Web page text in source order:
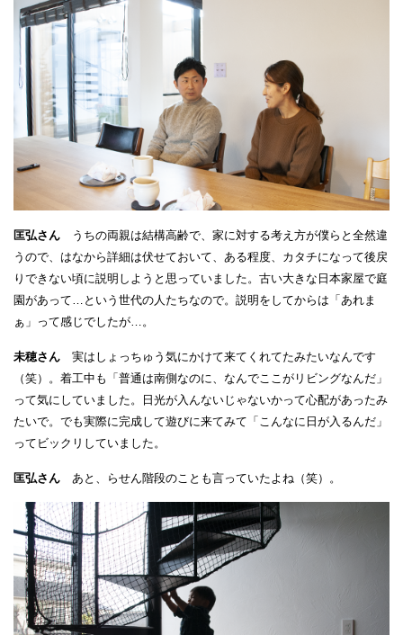
匡弘さん
うちの両親は結構高齢で、家に対する考え方が僕らと全然違
うので、はなから詳細は伏せておいて、ある程度、カタチになって後戻
りできない頃に説明しようと思っていました。古い大きな日本家屋で庭
園があって…という世代の人たちなので。説明をしてからは「あれま
ぁ」って感じでしたが…。
未穂さん
実はしょっちゅう気にかけて来てくれてたみたいなんです
（笑）。着工中も「普通は南側なのに、なんでここがリビングなんだ」
って気にしていました。日光が入んないじゃないかって心配があったみ
たいで。でも実際に完成して遊びに来てみて「こんなに日が入るんだ」
ってビックリしていました。
匡弘さん あと、らせん階段のことも言っていたよね（笑）。